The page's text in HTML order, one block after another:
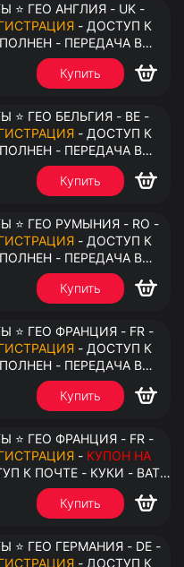
⭐ ГЕО АНГЛИЯ - UK -
- ДОСТУП К
- ПЕРЕДАЧА В
Купить
⭐ ГЕО БЕЛЬГИЯ - BE -
- ДОСТУП К
- ПЕРЕДАЧА В
Купить
⭐ ГЕО РУМЫНИЯ - RO -
- ДОСТУП К
- ПЕРЕДАЧА В
Купить
⭐ ГЕО ФРАНЦИЯ - FR -
- ПЕРЕДАЧА В
Купить
⭐ ГЕО ФРАНЦИЯ - FR -
- КУПОН НА
В АНТИДЕТЕКТ
Купить
⭐ ГЕО ГЕРМАНИЯ - DE -
- ДОСТУП К